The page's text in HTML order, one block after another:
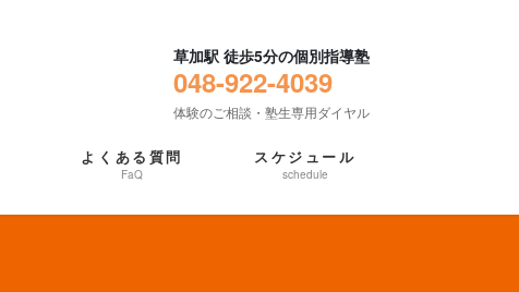
草加駅 徒歩5分の個別指導塾
048-922-4039
体験のご相談・塾生専用ダイヤル
よくある質問
FaQ
スケジュール
schedule